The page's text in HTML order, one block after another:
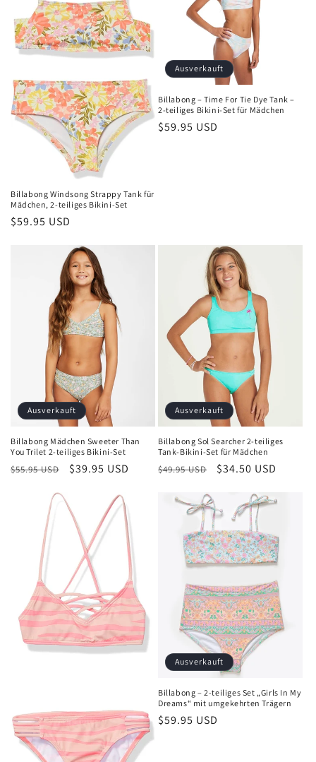
Billabong Windsong Strappy Tank für
Mädchen, 2-teiliges Bikini-Set
Normaler
$59.95 USD
Ausverkauft
Billabong – Time For Tie Dye Tank –
2-teiliges Bikini-Set für Mädchen
Normaler
$59.95 USD
Ausverkauft
Billabong Mädchen Sweeter Than
You Trilet 2-teiliges Bikini-Set
Normaler
$55.95 USD Verkaufspreis
$39.95 USD
Ausverkauft
Billabong Sol Searcher 2-teiliges
Tank-Bikini-Set für Mädchen
Normaler
$49.95 USD Verkaufspreis
$34.50 USD
Ausverkauft
Billabong – 2-teiliges Set „Girls In My
Dreams“ mit umgekehrten Trägern
Normaler
$59.95 USD